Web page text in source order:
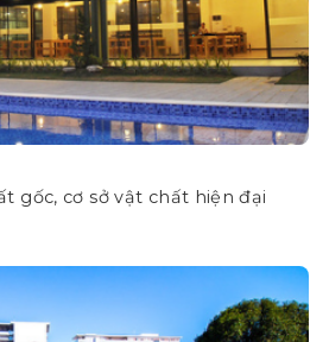
gốc, cơ sở vật chất hiện đại